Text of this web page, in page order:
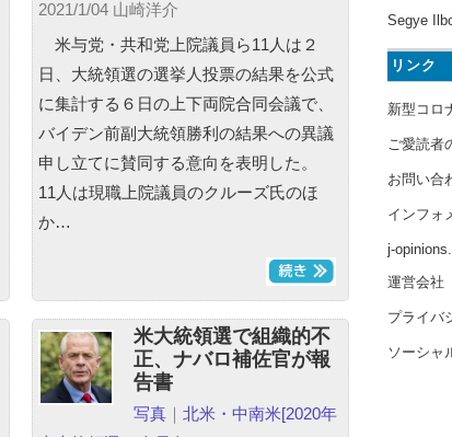
2021/1/04 山崎洋介
米与党・共和党上院議員ら11人は２
日、大統領選の選挙人投票の結果を公式
に集計する６日の上下両院合同会議で、
バイデン前副大統領勝利の結果への異議
申し立てに賛同する意向を表明した。
11人は現職上院議員のクルーズ氏のほ
か…
米大統領選で組織的不
正、ナバロ補佐官が報
告書
写真 ｜ 北米・中南米[2020年
Segye
リンク
新型コロ
ご愛読者
お問い合
インフォ
j-
運営会社
プライバ
ソーシャ